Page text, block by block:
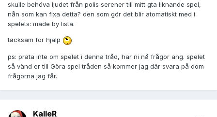
skulle behöva ljudet från polis serener till mitt gta liknande spel,
nån som kan fixa detta? den som gör det blir atomatiskt med i
spelets: made by lista.
tacksam för hjälp
ps: prata inte om spelet i denna tråd, har ni nå frågor ang. spelet
så vänd er till Göra spel tråden så kommer jag där svara på dom
frågorna jag får.
KalleR